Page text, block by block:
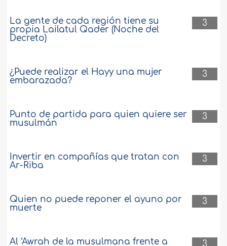
3
La gente de cada región tiene su
propia Lailatul Qader (Noche del
Decreto)
3
¿Puede realizar el Hayy una mujer
embarazada?
3
Punto de partida para quien quiere ser
musulmán
3
Invertir en compañías que tratan con
Ar-Riba
3
Quien no puede reponer el ayuno por
muerte
3
Al ‘Awrah de la musulmana frente a